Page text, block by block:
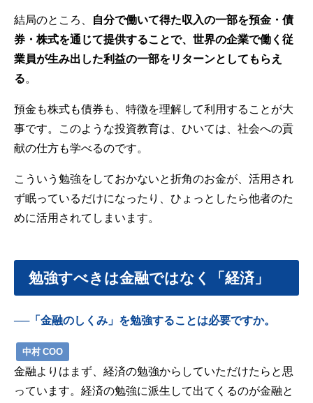
結局のところ、
自分で働いて得た収入の一部を預金・債
券・株式を通じて提供することで、世界の企業で働く従
業員が生み出した利益の一部をリターンとしてもらえ
る
預金も株式も債券も、特徴を理解して利用することが大
事です。このような投資教育は、ひいては、社会への貢
献の仕方も学べるのです。
こういう勉強をしておかないと折角のお金が、活用され
ず眠っているだけになったり、ひょっとしたら他者のた
めに活用されてしまいます。
勉強すべきは金融ではなく「経済」
──「金融のしくみ」を勉強することは必要ですか。
中村 COO
金融よりはまず、経済の勉強からしていただけたらと思
っています。経済の勉強に派生して出てくるのが金融と